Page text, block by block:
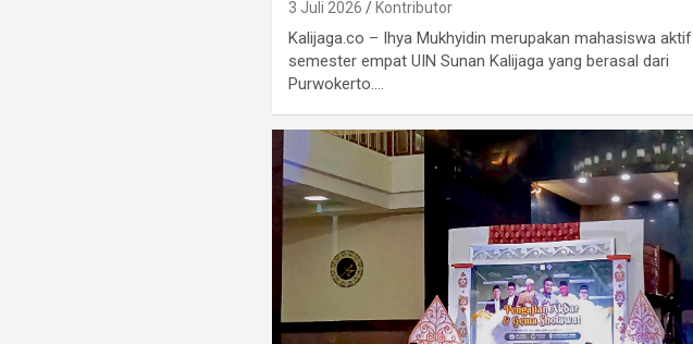
3 Juli 2026 Kontributor
Kalijaga.co – Ihya Mukhyidin merupakan mahasiswa aktif
semester empat UIN Sunan Kalijaga yang berasal dari
Purwokerto.…